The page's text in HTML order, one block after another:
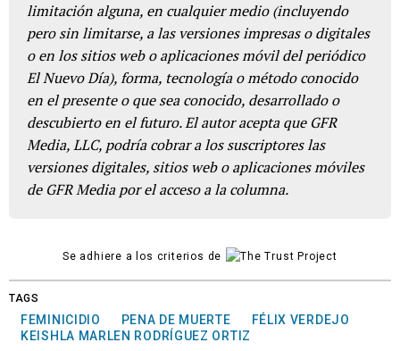
limitación alguna, en cualquier medio (incluyendo
pero sin limitarse, a las versiones impresas o digitales
o en los sitios web o aplicaciones móvil del periódico
El Nuevo Día), forma, tecnología o método conocido
en el presente o que sea conocido, desarrollado o
descubierto en el futuro. El autor acepta que GFR
Media, LLC, podría cobrar a los suscriptores las
versiones digitales, sitios web o aplicaciones móviles
de GFR Media por el acceso a la columna.
Se adhiere a los criterios de
TAGS
FEMINICIDIO PENA DE MUERTE
FÉLIX VERDEJO
KEISHLA MARLEN RODRÍGUEZ ORTIZ